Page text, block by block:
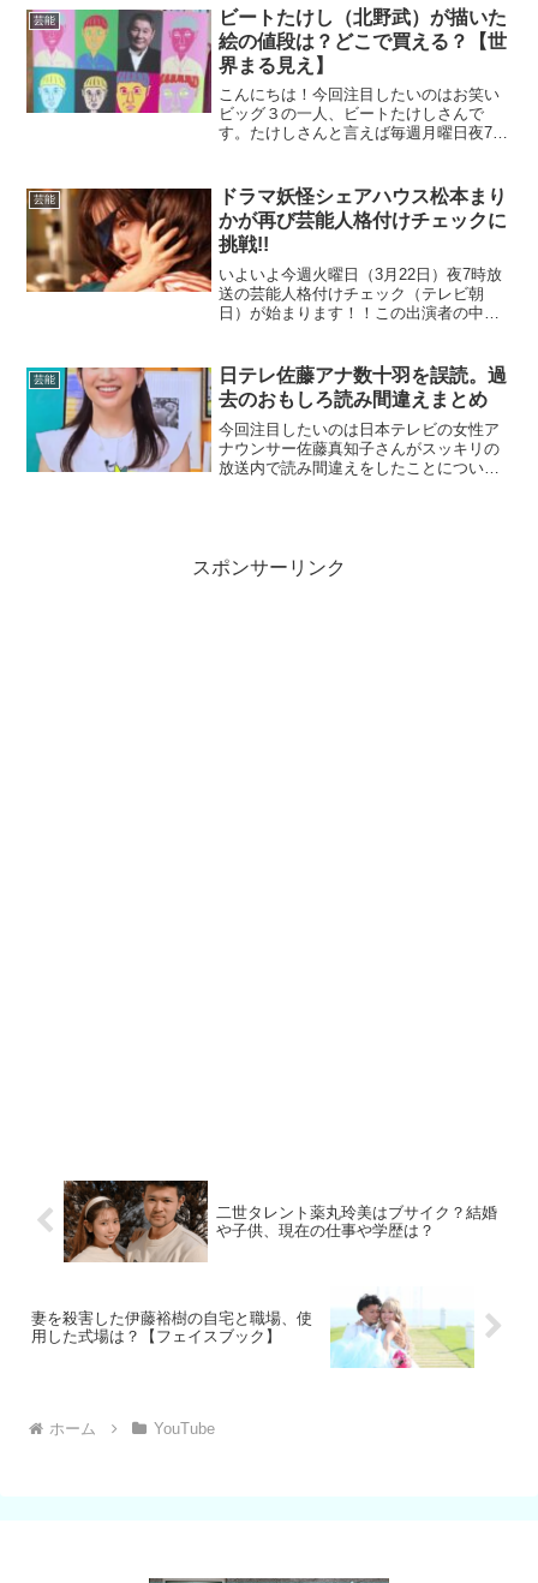
すね。今回は清水美沙さんの昔の写真を
見ながら、どんな方なの...
芸能
ビートたけし（北野武）が描いた
絵の値段は？どこで買える？【世
界まる見え】
こんにちは！今回注目したいのはお笑い
ビッグ３の一人、ビートたけしさんで
す。たけしさんと言えば毎週月曜日夜7時
て破天荒っぷりを発揮したり、映画監督
で賞を取ったりする方です...
芸能
ドラマ妖怪シェアハウス松本まり
かが再び芸能人格付けチェックに
挑戦!!
いよいよ今週火曜日（3月22日）夜7時放
送の芸能人格付けチェック（テレビ朝
日）が始まります！！この出演者の中に
ームとして小芝風花さんとともに参戦し
ます。松本まりかさんが...
芸能
日テレ佐藤アナ数十羽を誤読。過
去のおもしろ読み間違えまとめ
今回注目したいのは日本テレビの女性ア
ナウンサー佐藤真知子さんがスッキリの
放送内で読み間違えをしたことについ
スポンサーリンク
二世タレント薬丸玲美はブサイク？結婚
や子供、現在の仕事や学歴は？
妻を殺害した伊藤裕樹の自宅と職場、使
用した式場は？【フェイスブック】
ホーム YouTube